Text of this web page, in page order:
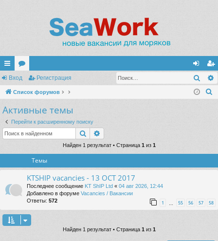
с
ы
лк
и
ор
ум
ы
хо
д
ег
ис
Вход Регистрация
Список форумов
Активные темы
Перейти к расширенному поиску
Поиск
Найден 1 результат • Страница 1 из 1
Темы
KTSHIP vacancies - 13 OCT 2017
Последнее сообщение KT ShIP Ltd « 04 авг 2026, 12:44
Добавлено в форуме Vacancies / Вакансии
Ответы: 572 1 … 55 56 57 58
Найден 1 результат • Страница 1из 1